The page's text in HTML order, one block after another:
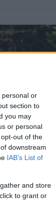
personal or
section to
you may
or personal
out of the
downstream
IAB’s List of
and store
to grant or